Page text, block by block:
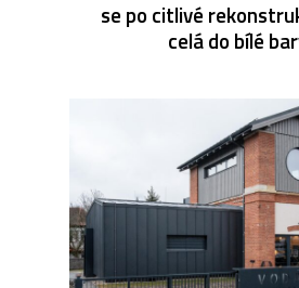
se po citlivé
celá do bílé